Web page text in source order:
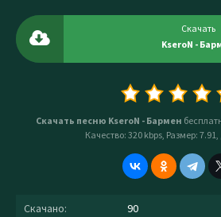
Скачать
KseroN -
Скачать песню KseroN - Бармен
Качество: 320 kbps, Размер:
Скачано:
90